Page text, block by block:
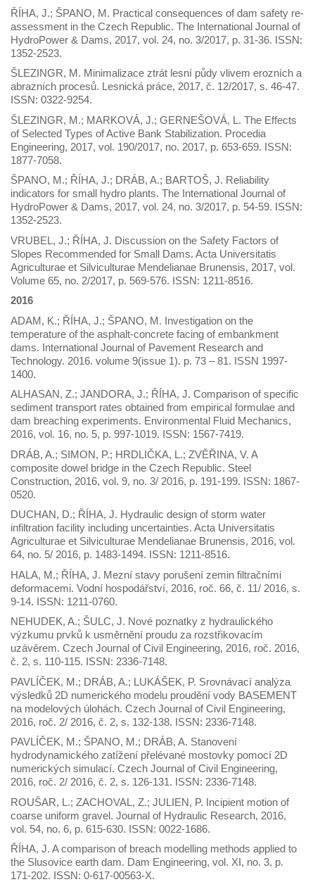
ŘÍHA, J.; ŠPANO, M. Practical consequences of dam safety re-
assessment in the Czech Republic. The International Journal of
HydroPower & Dams, 2017, vol. 24, no. 3/2017, p. 31-36. ISSN:
1352-2523.
ŠLEZINGR, M. Minimalizace ztrát lesní půdy vlivem erozních a
abrazních procesů. Lesnická práce, 2017, č. 12/2017, s. 46-47.
ISSN: 0322-9254.
ŠLEZINGR, M.; MARKOVÁ, J.; GERNEŠOVÁ, L. The Effects
of Selected Types of Active Bank Stabilization. Procedia
Engineering, 2017, vol. 190/2017, no. 2017, p. 653-659. ISSN:
1877-7058.
ŠPANO, M.; ŘÍHA, J.; DRÁB, A.; BARTOŠ, J. Reliability
indicators for small hydro plants. The International Journal of
HydroPower & Dams, 2017, vol. 24, no. 3/2017, p. 54-59. ISSN:
1352-2523.
VRUBEL, J.; ŘÍHA, J. Discussion on the Safety Factors of
Slopes Recommended for Small Dams. Acta Universitatis
Agriculturae et Silviculturae Mendelianae Brunensis, 2017, vol.
Volume 65, no. 2/2017, p. 569-576. ISSN: 1211-8516.
2016
ADAM, K.; ŘÍHA, J.; ŠPANO, M. Investigation on the
temperature of the asphalt-concrete facing of embankment
dams. International Journal of Pavement Research and
Technology. 2016. volume 9(issue 1). p. 73 – 81. ISSN 1997-
1400.
ALHASAN, Z.; JANDORA, J.; ŘÍHA, J. Comparison of specific
sediment transport rates obtained from empirical formulae and
dam breaching experiments. Environmental Fluid Mechanics,
2016, vol. 16, no. 5, p. 997-1019. ISSN: 1567-7419.
DRÁB, A.; SIMON, P.; HRDLIČKA, L.; ZVĚŘINA, V. A
composite dowel bridge in the Czech Republic. Steel
Construction, 2016, vol. 9, no. 3/ 2016, p. 191-199. ISSN: 1867-
0520.
DUCHAN, D.; ŘÍHA, J. Hydraulic design of storm water
infiltration facility including uncertainties. Acta Universitatis
Agriculturae et Silviculturae Mendelianae Brunensis, 2016, vol.
64, no. 5/ 2016, p. 1483-1494. ISSN: 1211-8516.
HALA, M.; ŘÍHA, J. Mezní stavy porušení zemin filtračními
deformacemi. Vodní hospodářství, 2016, roč. 66, č. 11/ 2016, s.
9-14. ISSN: 1211-0760.
NEHUDEK, A.; ŠULC, J. Nové poznatky z hydraulického
výzkumu prvků k usměrnění proudu za rozstřikovacím
uzávěrem. Czech Journal of Civil Engineering, 2016, roč. 2016,
č. 2, s. 110-115. ISSN: 2336-7148.
PAVLÍČEK, M.; DRÁB, A.; LUKÁŠEK, P. Srovnávací analýza
výsledků 2D numerického modelu proudění vody BASEMENT
na modelových úlohách. Czech Journal of Civil Engineering,
2016, roč. 2/ 2016, č. 2, s. 132-138. ISSN: 2336-7148.
PAVLÍČEK, M.; ŠPANO, M.; DRÁB, A. Stanovení
hydrodynamického zatížení přelévané mostovky pomocí 2D
numerických simulací. Czech Journal of Civil Engineering,
2016, roč. 2/ 2016, č. 2, s. 126-131. ISSN: 2336-7148.
ROUŠAR, L.; ZACHOVAL, Z.; JULIEN, P. Incipient motion of
coarse uniform gravel. Journal of Hydraulic Research, 2016,
vol. 54, no. 6, p. 615-630. ISSN: 0022-1686.
ŘÍHA, J. A comparison of breach modelling methods applied to
the Slusovice earth dam. Dam Engineering, vol. XI, no. 3, p.
171-202. ISSN: 0-617-00563-X.